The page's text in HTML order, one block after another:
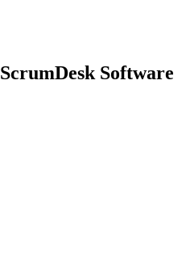
ScrumDesk Software